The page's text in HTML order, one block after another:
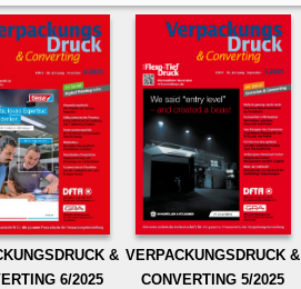
&
6/2025
VERPACKUNGSDRUCK &
CONVERTING 5/2025